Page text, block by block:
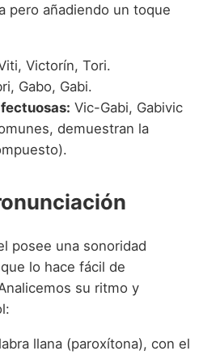
pero añadiendo un toque
Victorín, Tori.
Gabo, Gabi.
Vic-Gabi, Gabivic
demuestran la
posee una sonoridad
lo hace fácil de
su ritmo y
llana (paroxítona), con el